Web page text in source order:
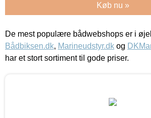
Køb nu »
De mest populære bådwebshops er i
Bådbiksen.dk, Marineudstyr.dk og
har et stort sortiment til gode priser.